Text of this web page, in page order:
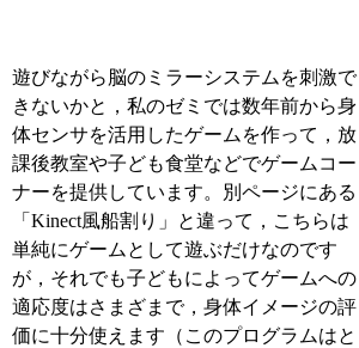
遊びながら脳のミラーシステムを刺激で
きないかと，私のゼミでは数年前から身
体センサを活用したゲームを作って，放
課後教室や子ども食堂などでゲームコー
ナーを提供しています。別ページにある
「Kinect風船割り」と違って，こちらは
単純にゲームとして遊ぶだけなのです
が，それでも子どもによってゲームへの
適応度はさまざまで，身体イメージの評
価に十分使えます（このプログラムはと